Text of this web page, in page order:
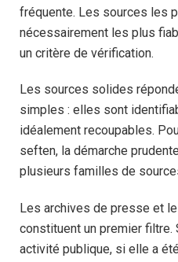
fréquente. Les sources les
nécessairement les plus
un critère de vérification.
Les sources solides
simples : elles sont
idéalement recoupables.
seften, la démarche
plusieurs familles de
Les archives de presse et
constituent un premier filtre.
activité publique, si elle a